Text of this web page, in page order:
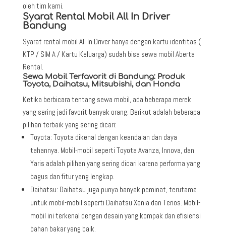
oleh tim kami.
Syarat Rental Mobil All In Driver
Bandung
Syarat rental mobil All In Driver hanya dengan kartu identitas (
KTP / SIM A / Kartu Keluarga) sudah bisa sewa mobil Aberta
Rental.
Sewa Mobil Terfavorit di Bandung: Produk
Toyota, Daihatsu, Mitsubishi, dan Honda
Ketika berbicara tentang sewa mobil, ada beberapa merek
yang sering jadi favorit banyak orang. Berikut adalah beberapa
pilihan terbaik yang sering dicari:
Toyota: Toyota dikenal dengan keandalan dan daya
tahannya. Mobil-mobil seperti Toyota Avanza, Innova, dan
Yaris adalah pilihan yang sering dicari karena performa yang
bagus dan fitur yang lengkap.
Daihatsu: Daihatsu juga punya banyak peminat, terutama
untuk mobil-mobil seperti Daihatsu Xenia dan Terios. Mobil-
mobil ini terkenal dengan desain yang kompak dan efisiensi
bahan bakar yang baik.